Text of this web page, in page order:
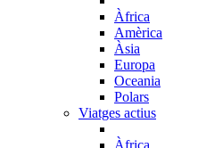
Àfrica
Amèrica
Àsia
Europa
Oceania
Polars
Viatges actius
Àfrica